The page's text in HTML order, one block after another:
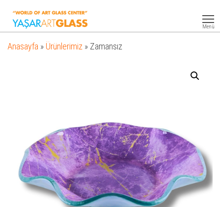
Glass
Menü
Anasayfa » Ürünlerimiz » Zamansız